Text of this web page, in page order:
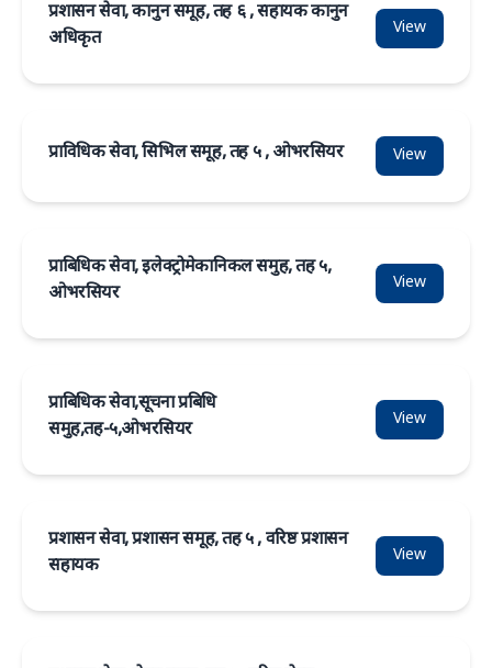
प्रशासन सेवा, कानुन समूह, तह ६ , सहायक कानुन
अधिकृत
View
प्राविधिक सेवा, सिभिल समूह, तह ५ , ओभरसियर View
प्राबिधिक सेवा, इलेक्ट्रोमेकानिकल समुह, तह ५,
ओभरसियर
View
प्राबिधिक सेवा,सूचना प्रबिधि
समुह,तह-५,ओभरसियर
View
प्रशासन सेवा, प्रशासन समूह, तह ५ , वरिष्ठ प्रशासन
सहायक
View